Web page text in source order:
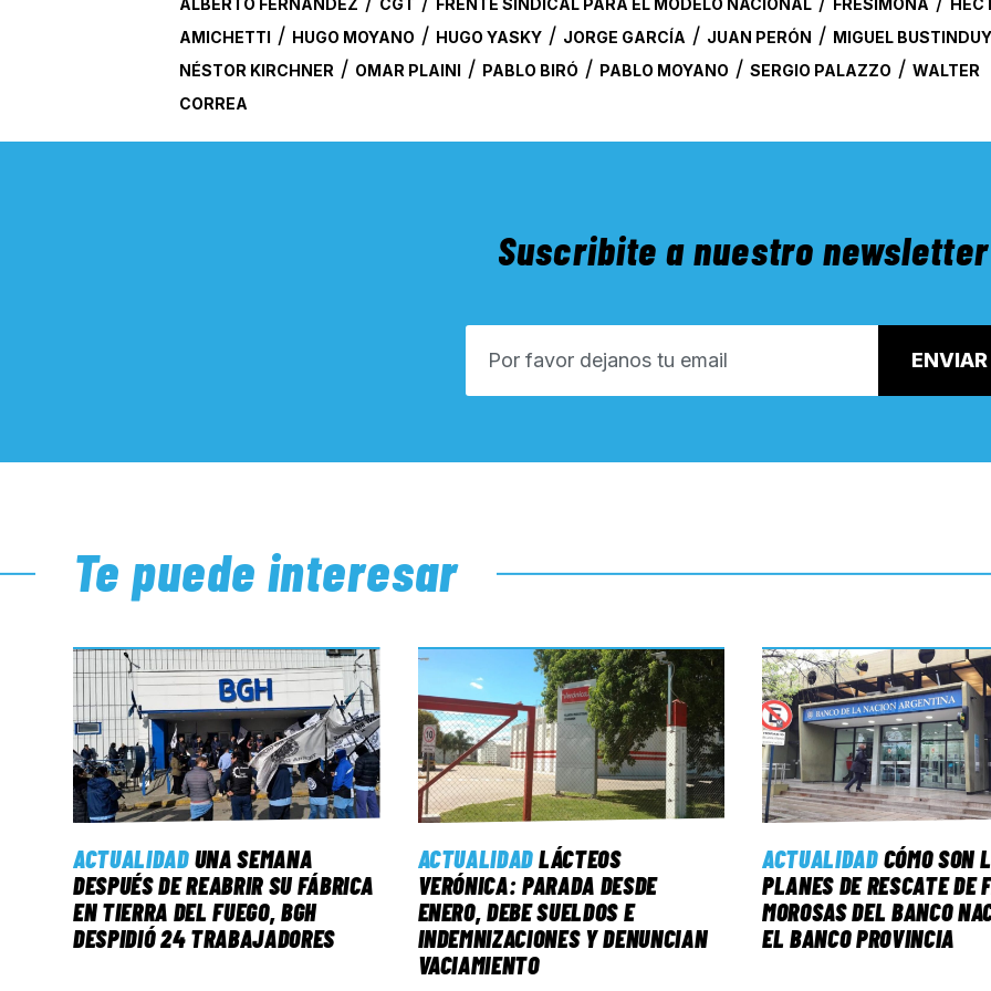
ALBERTO FERNÁNDEZ CGT FRENTE SINDICAL PARA EL MODELO NACIONAL FRESIMONA
AMICHETTI / HUGO MOYANO / HUGO YASKY / JORGE GARCÍA / JUAN PERÓN / MIGUEL BUSTINDUY
NÉSTOR KIRCHNER / OMAR PLAINI / PABLO BIRÓ / PABLO MOYANO /SERGIO PALAZZO /WALTER
CORREA
Suscribite a nuestro newsletter
Te puede interesar
ACTUALIDAD UNA SEMANA
DESPUÉS DE REABRIR SU FÁBRICA
EN TIERRA DEL FUEGO, BGH
DESPIDIÓ 24 TRABAJADORES
ACTUALIDADLÁCTEOS
VERÓNICA: PARADA DESDE
ENERO, DEBE SUELDOS E
INDEMNIZACIONES Y DENUNCIAN
VACIAMIENTO
ACTUALIDAD CÓMO SON
PLANES DE RESCATE DE
MOROSAS DEL BANCO
EL BANCO PROVINCIA